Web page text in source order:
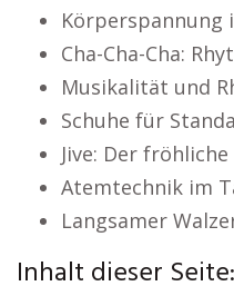
Körperspannung
Cha-Cha-Cha:
Musikalität und
Schuhe für
Jive: Der
Atemtechnik im
Langsamer
Inhalt dieser Seite: